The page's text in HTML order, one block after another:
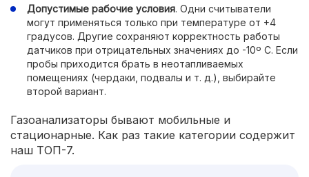
Допустимые рабочие условия. Одни считыватели
могут применяться только при температуре от +4
градусов. Другие сохраняют корректность работы
датчиков при отрицательных значениях до -10º С. Если
пробы приходится брать в неотапливаемых
помещениях (чердаки, подвалы и т. д.), выбирайте
второй вариант.
Газоанализаторы бывают мобильные и
стационарные. Как раз такие категории содержит
наш ТОП-7.